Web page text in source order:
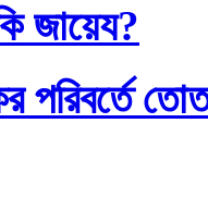
জায়েয?
পরিবর্তে